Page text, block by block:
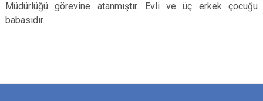
Müdürlüğü görevine atanmıştır. Evli ve üç erkek çocuğu
babasıdır.